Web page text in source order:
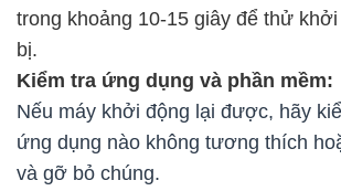
trong khoảng 10-15 giây để thử
bị.
Kiểm tra ứng dụng và phần mềm:
Nếu máy khởi động lại được, hãy
ứng dụng nào không tương thích
và gỡ bỏ chúng.